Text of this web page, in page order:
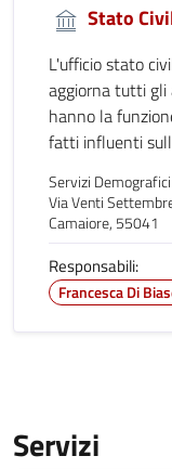
Stato
L'ufficio stato
aggiorna tutti
hanno la
fatti influenti
Servizi Demografici
Via Venti
Camaiore, 55041
Responsabili:
Francesca Di
Servizi